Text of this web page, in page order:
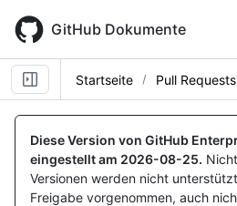
main
content
GitHub Dokumente
Startseite Pull Requests
Diese Version von GitHub
eingestellt am 2026-08-25.
Versionen werden nicht
Freigabe vorgenommen, auch